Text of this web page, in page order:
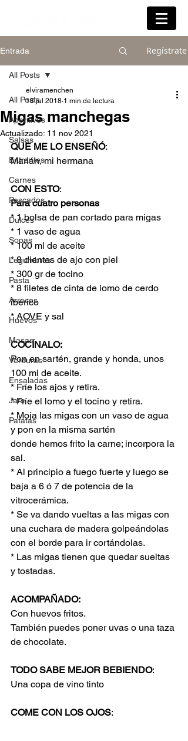
Entrada Regístrate
All Posts
Aperitivos
Salsas
Entrantes
Carnes
Pescados
Dulces
Sopas
Legumbres
Pasta
Arroces
Huevos
Masas
Verduras
Ensaladas
Jars
Patatas
All Posts
Migas manchegas
elviramenchen
18 jul 2018 1 min de lectura
Actualizado: 11 nov 2021
QUE ME LO ENSEÑÓ:
Marián, mi hermana
CON ESTO:
Para cuatro personas
* 1 bolsa de pan cortado para migas
* 1 vaso de agua
* 100 ml de aceite
* 8 dientes de ajo con piel
* 300 gr de tocino
* 8 filetes de cinta de lomo de cerdo
ibérico
* AOVE y sal
COCÍNALO:
Pon en sartén, grande y honda, unos
100 ml de aceite.
* Fríe los ajos y retira.
* Fríe el lomo y el tocino y retira.
* Moja las migas con un vaso de agua
y pon en la misma sartén
donde hemos frito la carne; incorpora la
sal.
* Al principio a fuego fuerte y luego se
baja a 6 ó 7 de potencia de la
vitrocerámica.
* Se va dando vueltas a las migas con
una cuchara de madera golpeándolas
con el borde para ir cortándolas.
* Las migas tienen que quedar sueltas
y tostadas.
ACOMPAÑADO:
Con huevos fritos.
También puedes poner uvas o una taza
de chocolate.
TODO SABE MEJOR BEBIENDO:
Una copa de vino tinto
COME CON LOS OJOS: